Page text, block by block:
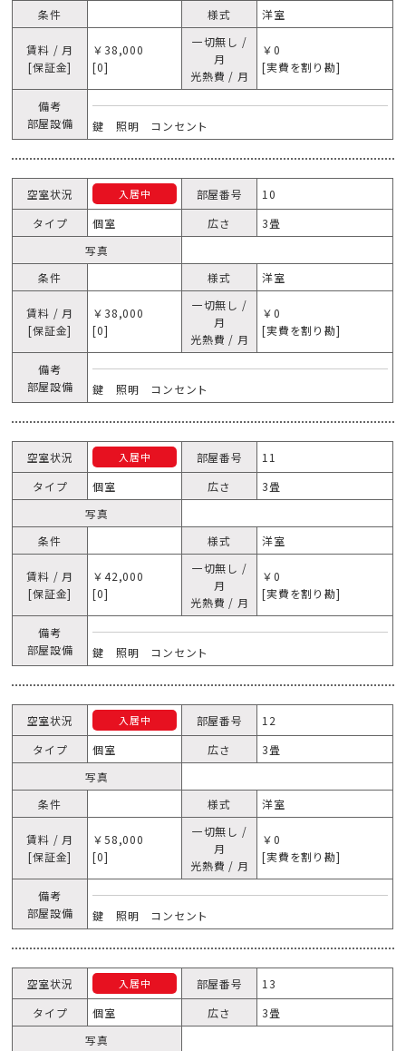
条件
様式 洋室
賃料 / 月
[保証金]
￥38,000
[0]
一切無し /
月
光熱費 / 月
￥0
[実費を割り勘]
備考
部屋設備
鍵 照明 コンセント
空室状況 入居中 部屋番号
10
タイプ
個室 広さ
3畳
写真
条件
様式 洋室
賃料 / 月
[保証金]
￥38,000
[0]
一切無し /
月
光熱費 / 月
￥0
[実費を割り勘]
備考
部屋設備
鍵 照明 コンセント
空室状況 入居中 部屋番号
11
タイプ
個室 広さ
3畳
写真
条件
様式 洋室
賃料 / 月
[保証金]
￥42,000
[0]
一切無し /
月
光熱費 / 月
￥0
[実費を割り勘]
備考
部屋設備
鍵 照明 コンセント
空室状況 入居中 部屋番号
12
タイプ
個室 広さ
3畳
写真
条件
様式 洋室
賃料 / 月
[保証金]
￥58,000
[0]
一切無し /
月
光熱費 / 月
￥0
[実費を割り勘]
備考
部屋設備
鍵 照明 コンセント
空室状況 入居中 部屋番号
13
タイプ
個室 広さ
3畳
写真